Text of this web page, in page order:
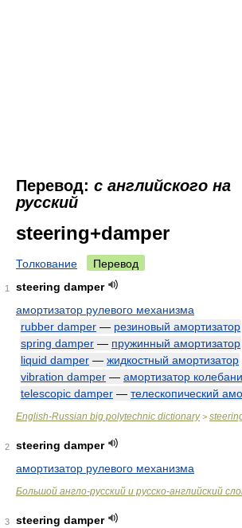
Перевод: с английского на
русский
steering+damper
Толкование Перевод
1
steering damper
амортизатор рулевого механизма
rubber damper — резиновый амортизатор
spring damper — пружинный амортизатор
liquid damper — жидкостный амортизатор
vibration damper — амортизатор
telescopic damper — телескопический
English-Russian big polytechnic dictionary>
2
steering damper
амортизатор рулевого механизма
Большой англо-русский и русско-английский
3
steering damper